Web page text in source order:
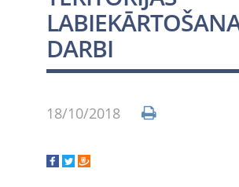
DARBI
18/10/2018